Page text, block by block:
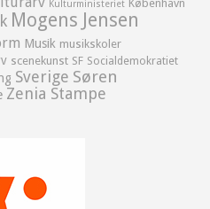
Kulturministeriet København
Mogens Jensen
Musik musikskoler
scenekunst SF Socialdemokratiet
Sverige Søren
Zenia Stampe